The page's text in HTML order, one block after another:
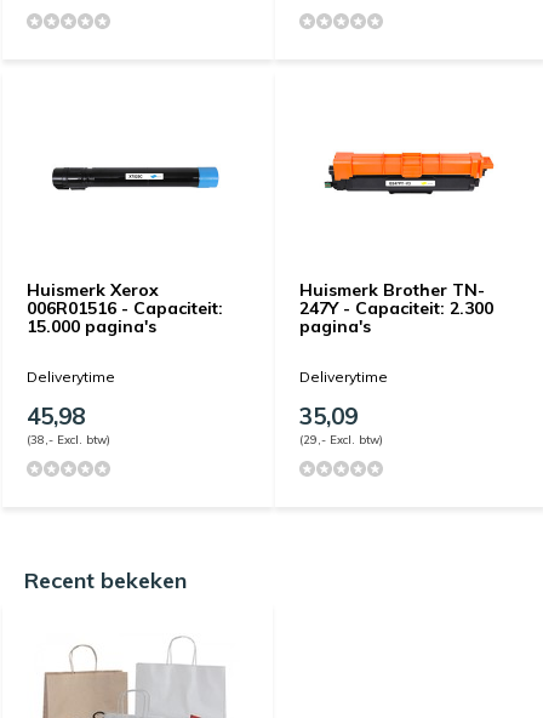
Huismerk Xerox
006R01516 - Capaciteit:
15.000 pagina's
Deliverytime
45,98
(38,- Excl. btw)
Huismerk Brother TN-
247Y - Capaciteit: 2.300
pagina's
Deliverytime
35,09
(29,- Excl. btw)
Recent bekeken